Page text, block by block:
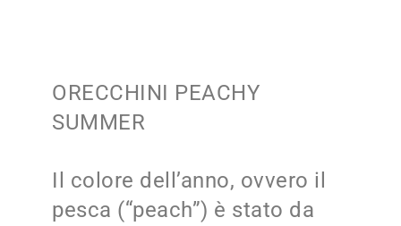
ORECCHINI PEACHY
SUMMER
Il colore dell’anno, ovvero il
pesca (“peach”) è stato da